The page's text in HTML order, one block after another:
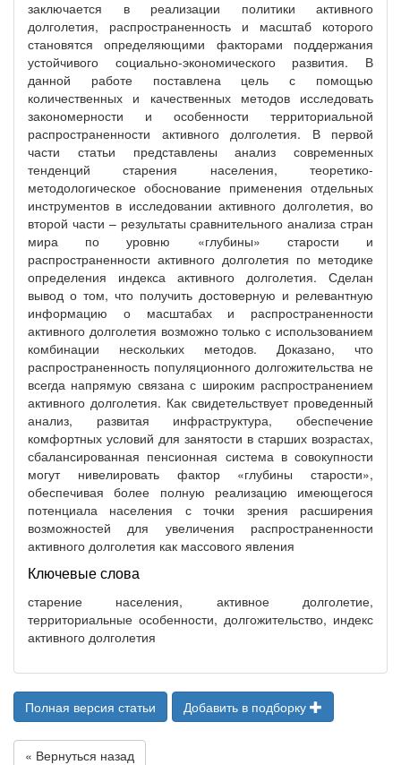
заключается в реализации политики активного
долголетия, распространенность и масштаб которого
становятся определяющими факторами поддержания
устойчивого социально-экономического развития. В
данной работе поставлена цель с помощью
количественных и качественных методов исследовать
закономерности и особенности территориальной
распространенности активного долголетия. В первой
части статьи представлены анализ современных
тенденций старения населения, теоретико-
методологическое обоснование применения отдельных
инструментов в исследовании активного долголетия, во
второй части – результаты сравнительного анализа стран
мира по уровню «глубины» старости и
распространенности активного долголетия по методике
определения индекса активного долголетия. Сделан
вывод о том, что получить достоверную и релевантную
информацию о масштабах и распространенности
активного долголетия возможно только с использованием
комбинации нескольких методов. Доказано, что
распространенность популяционного долгожительства не
всегда напрямую связана с широким распространением
активного долголетия. Как свидетельствует проведенный
анализ, развитая инфраструктура, обеспечение
комфортных условий для занятости в старших возрастах,
сбалансированная пенсионная система в совокупности
могут нивелировать фактор «глубины старости»,
обеспечивая более полную реализацию имеющегося
потенциала населения с точки зрения расширения
возможностей для увеличения распространенности
активного долголетия как массового явления
Ключевые слова
старение населения, активное долголетие,
территориальные особенности, долгожительство, индекс
активного долголетия
Полная версия статьи Добавить в подборку
« Вернуться назад